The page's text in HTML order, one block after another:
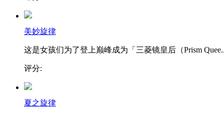
美妙旋律
这是女孩们为了登上巅峰成为「三菱镜皇后（Prism
评分:
夏之旋律